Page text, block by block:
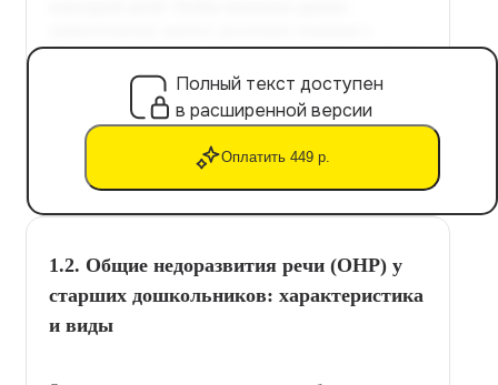
Полный текст доступен
в расширенной версии
Оплатить 449 р.
1.2. Общие недоразвития речи (ОНР) у
старших дошкольников: характеристика
и виды